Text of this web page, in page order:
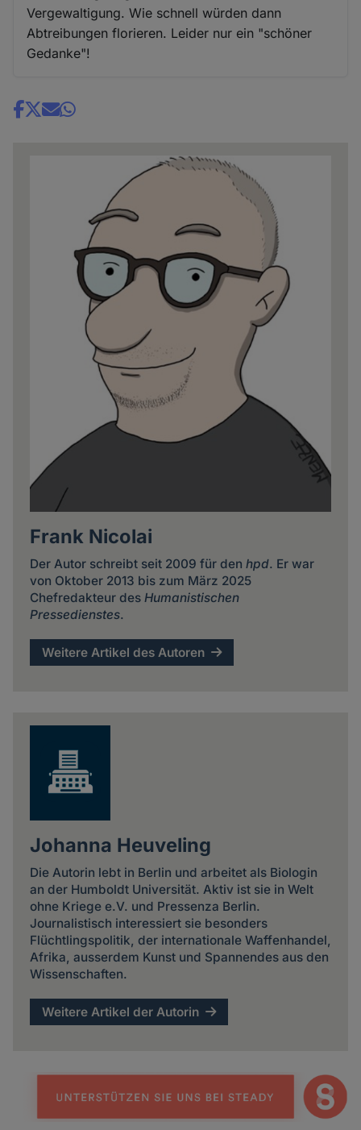
Vergewaltigung. Wie schnell würden dann
Abtreibungen florieren. Leider nur ein "schöner
Gedanke"!
Share
Frank Nicolai
Der Autor schreibt seit 2009 für den hpd. Er war
von Oktober 2013 bis zum März 2025
Chefredakteur des Humanistischen
Pressedienstes.
Weitere Artikel des Autoren
Johanna Heuveling
Die Autorin lebt in Berlin und arbeitet als Biologin
an der Humboldt Universität. Aktiv ist sie in Welt
ohne Kriege e.V. und Pressenza Berlin.
Journalistisch interessiert sie besonders
Flüchtlingspolitik, der internationale Waffenhandel,
Afrika, ausserdem Kunst und Spannendes aus den
Wissenschaften.
Weitere Artikel der Autorin